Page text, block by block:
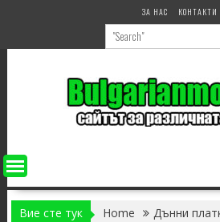
ЗА НАС КОНТАКТИ
Вие сте тук Home
Дънни